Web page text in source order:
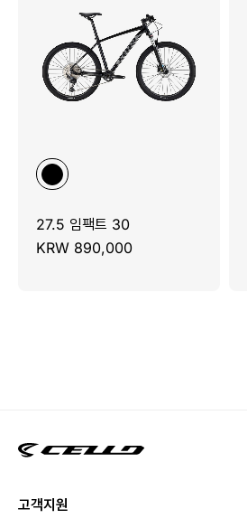
27.5 임팩트 30
KRW 890,000
고객지원